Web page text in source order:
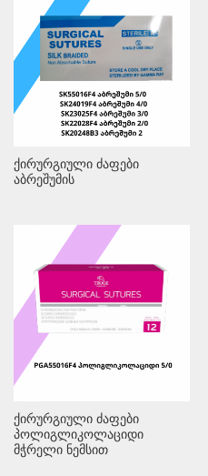
ქირურგიული ძაფები
აბრეშუმის
ქირურგიული ძაფები
პოლიგლიკოლაციდი
მჭრელი ნემსით